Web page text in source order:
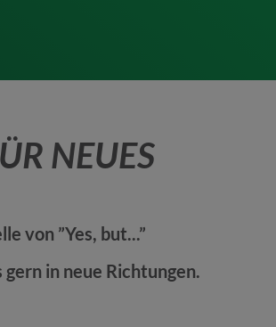
NEUES
von ”Yes, but...”
in neue Richtungen.